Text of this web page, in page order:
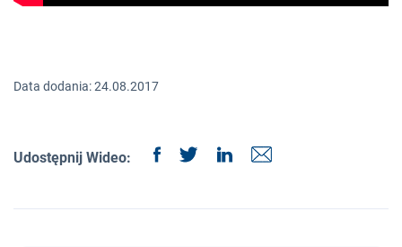
Data dodania: 24.08.2017
Udostępnij Wideo: